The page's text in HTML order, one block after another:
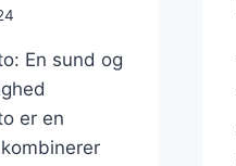
En sund og
er en